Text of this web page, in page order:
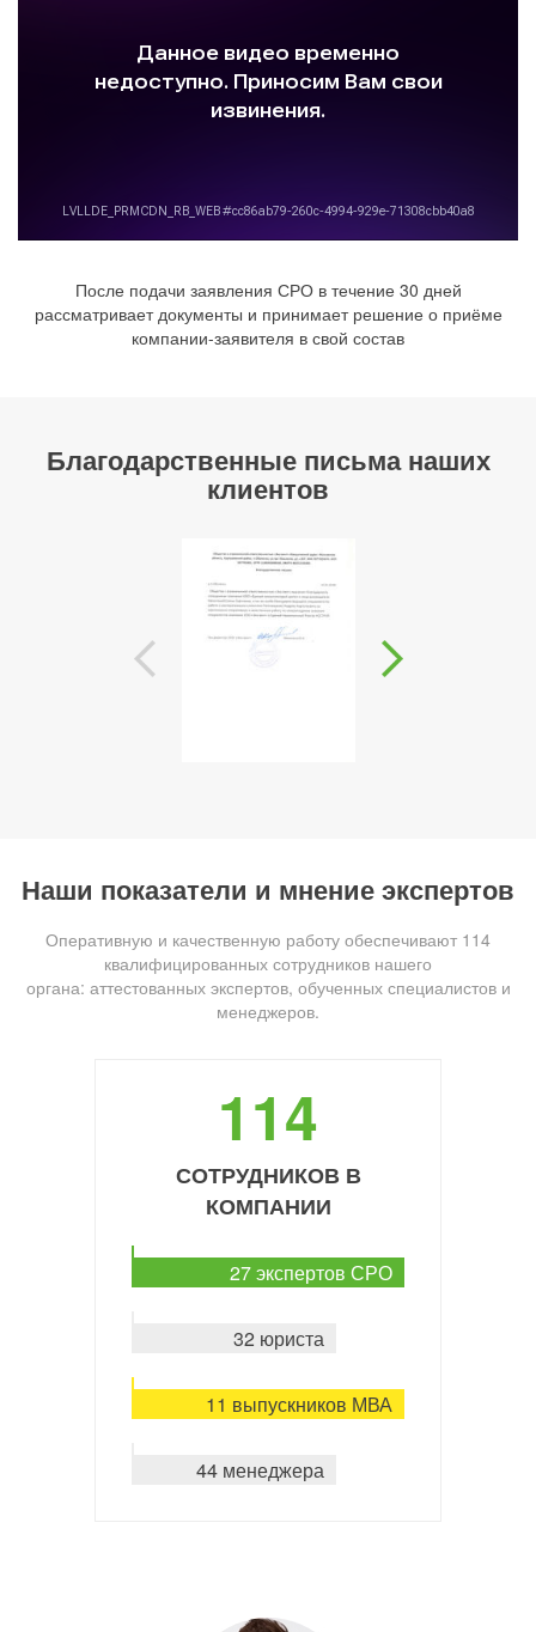
После подачи заявления СРО в течение 30 дней
рассматривает документы и принимает решение о приёме
компании-заявителя в свой состав
Благодарственные письма наших
клиентов
Наши показатели и мнение экспертов
Оперативную и качественную работу обеспечивают 114
квалифицированных сотрудников нашего
органа: аттестованных экспертов, обученных специалистов и
менеджеров.
114
СОТРУДНИКОВ В
КОМПАНИИ
27 экспертов СРО
32 юриста
11 выпускников МВА
44 менеджера